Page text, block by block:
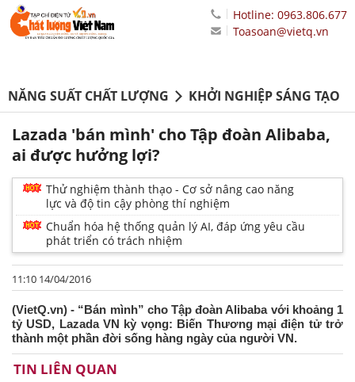
Hotline: 0963.806.677
Toasoan@vietq.vn
NĂNG SUẤT CHẤT LƯỢNG KHỞI NGHIỆP SÁNG TẠO
Lazada 'bán mình' cho Tập đoàn Alibaba,
ai được hưởng lợi?
Thử nghiệm thành thạo - Cơ sở nâng cao năng
lực và độ tin cậy phòng thí nghiệm
Chuẩn hóa hệ thống quản lý AI, đáp ứng yêu cầu
phát triển có trách nhiệm
11:10 14/04/2016
(VietQ.vn) - “Bán mình” cho Tập đoàn Alibaba với khoảng 1
tỷ USD, Lazada VN kỳ vọng: Biến Thương mại điện tử trở
thành một phần đời sống hàng ngày của người VN.
TIN LIÊN QUAN